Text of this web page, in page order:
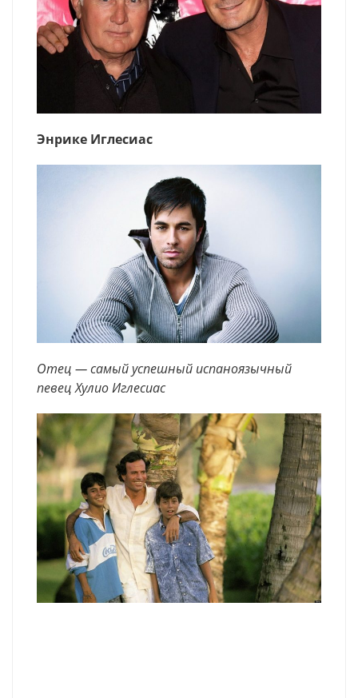
Энрике Иглесиас
Отец — самый успешный испаноязычный
певец Хулио Иглесиас